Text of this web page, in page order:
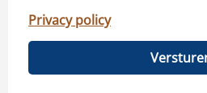
Privacy policy